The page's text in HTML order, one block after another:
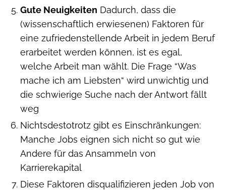
Gute Neuigkeiten Dadurch, dass die
(wissenschaftlich erwiesenen) Faktoren für
eine zufriedenstellende Arbeit in jedem Beruf
erarbeitet werden können, ist es egal,
welche Arbeit man wählt. Die Frage “Was
mache ich am Liebsten“ wird unwichtig und
die schwierige Suche nach der Antwort fällt
weg
Nichtsdestotrotz gibt es Einschränkungen:
Manche Jobs eignen sich nicht so gut wie
Andere für das Ansammeln von
Karrierekapital
Diese Faktoren disqualifizieren jeden Job von